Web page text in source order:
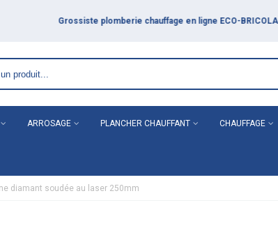
ARROSAGE PLANCHER CHAUFFANT CHAUFFAGE
diamant soudée au laser 250mm